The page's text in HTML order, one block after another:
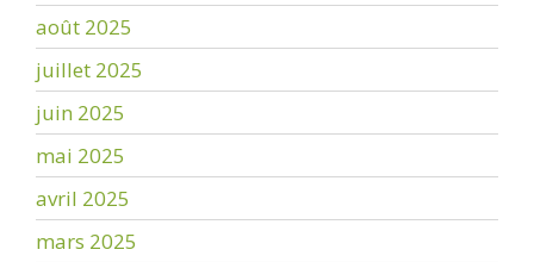
août 2025
juillet 2025
juin 2025
mai 2025
avril 2025
mars 2025